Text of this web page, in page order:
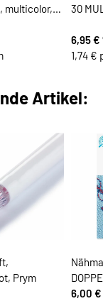
multicolor,
30
6,95 €
1,74 €
Artikel:
Prym
6,00 €